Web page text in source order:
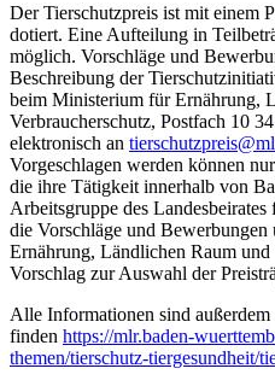
Der Tierschutzpreis ist mit einem
dotiert. Eine Aufteilung in
möglich. Vorschläge und
Beschreibung der
beim Ministerium für Ernährung,
Verbraucherschutz, Postfach 10
elektronisch an
Vorgeschlagen werden können
die ihre Tätigkeit innerhalb von
Arbeitsgruppe des
die Vorschläge und
Ernährung, Ländlichen Raum und
Vorschlag zur Auswahl der
Alle Informationen sind
finden https://mlr.baden-
themen/tierschutz-tiergesundheit/